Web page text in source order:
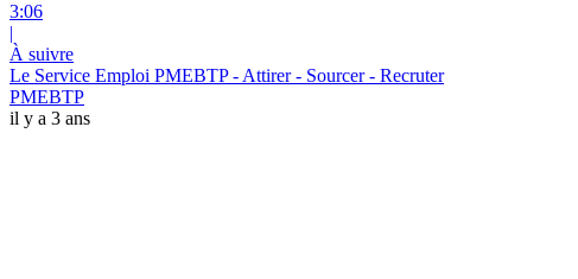
3:06
|
À suivre
Le Service Emploi PMEBTP - Attirer - Sourcer - Recruter
PMEBTP
il y a 3 ans